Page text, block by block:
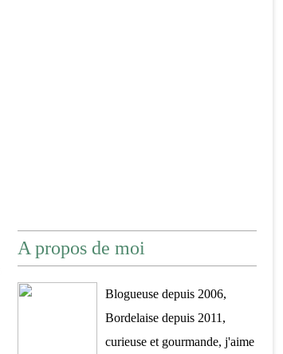
A propos de moi
Blogueuse depuis 2006,
Bordelaise depuis 2011,
curieuse et gourmande, j'aime